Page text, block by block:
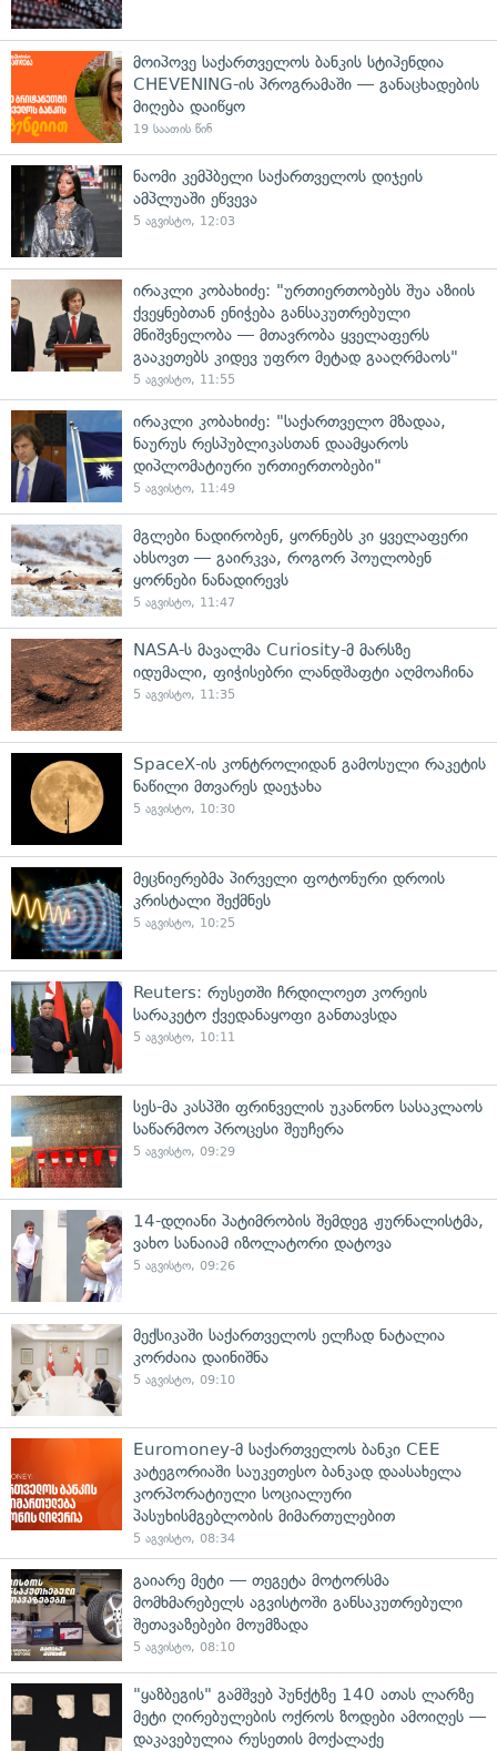
მოიპოვე საქართველოს ბანკის სტიპენდია
CHEVENING-ის პროგრამაში — განაცხადების
მიღება დაიწყო
19 საათის წინ
ნაომი კემპბელი საქართველოს დიჯეის
ამპლუაში ეწვევა
5 აგვისტო, 12:03
ირაკლი კობახიძე: "ურთიერთობებს შუა აზიის
ქვეყნებთან ენიჭება განსაკუთრებული
მნიშვნელობა — მთავრობა ყველაფერს
გააკეთებს კიდევ უფრო მეტად გააღრმაოს"
5 აგვისტო, 11:55
ირაკლი კობახიძე: "საქართველო მზადაა,
ნაურუს რესპუბლიკასთან დაამყაროს
დიპლომატიური ურთიერთობები"
5 აგვისტო, 11:49
მგლები ნადირობენ, ყორნებს კი ყველაფერი
ახსოვთ — გაირკვა, როგორ პოულობენ
ყორნები ნანადირევს
5 აგვისტო, 11:47
NASA-ს მავალმა Curiosity-მ მარსზე
იდუმალი, ფიჭისებრი ლანდშაფტი აღმოაჩინა
5 აგვისტო, 11:35
SpaceX-ის კონტროლიდან გამოსული რაკეტის
ნაწილი მთვარეს დაეჯახა
5 აგვისტო, 10:30
მეცნიერებმა პირველი ფოტონური დროის
კრისტალი შექმნეს
5 აგვისტო, 10:25
Reuters: რუსეთში ჩრდილოეთ კორეის
სარაკეტო ქვედანაყოფი განთავსდა
5 აგვისტო, 10:11
სეს-მა კასპში ფრინველის უკანონო სასაკლაოს
საწარმოო პროცესი შეუჩერა
5 აგვისტო, 09:29
14-დღიანი პატიმრობის შემდეგ ჟურნალისტმა,
ვახო სანაიამ იზოლატორი დატოვა
5 აგვისტო, 09:26
მექსიკაში საქართველოს ელჩად ნატალია
კორძაია დაინიშნა
5 აგვისტო, 09:10
Euromoney-მ საქართველოს ბანკი CEE
კატეგორიაში საუკეთესო ბანკად დაასახელა
კორპორატიული სოციალური
პასუხისმგებლობის მიმართულებით
5 აგვისტო, 08:34
გაიარე მეტი — თეგეტა მოტორსმა
მომხმარებელს აგვისტოში განსაკუთრებული
შეთავაზებები მოუმზადა
5 აგვისტო, 08:10
"ყაზბეგის" გამშვებ პუნქტზე 140 ათას ლარზე
მეტი ღირებულების ოქროს ზოდები ამოიღეს —
დაკავებულია რუსეთის მოქალაქე